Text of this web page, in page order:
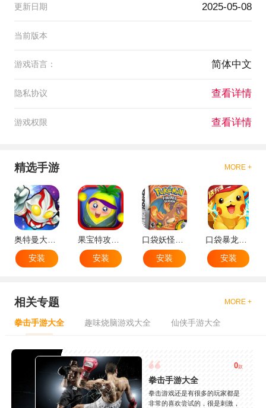
更新日期 2025-05-08
当前版本
游戏语言： 简体中文
隐私协议 查看详情
游戏权限 查看详情
精选手游 MORE +
奥特曼大战小怪兽
安装
安装
安装
安装
相关专题 MORE +
拳击手游大全 趣味烧脑游戏大全 仙侠手游大全
0款
拳击手游大全
拳击游戏还是有很多的玩家都是
非常的喜欢尝试的，很是刺激，